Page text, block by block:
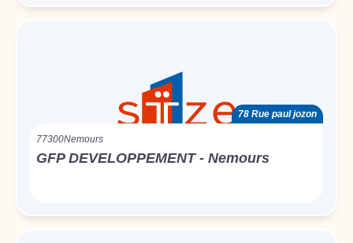
78 Rue paul jozon
77300Nemours
GFP DEVELOPPEMENT - Nemours